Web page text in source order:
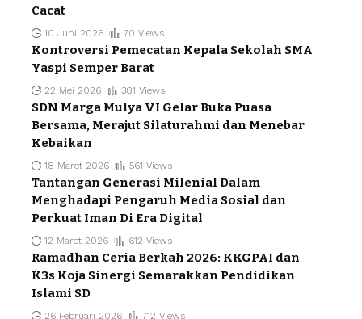
Cacat
10 Juni 2026 70 Views
Kontroversi Pemecatan Kepala Sekolah SMA
Yaspi Semper Barat
22 Mei 2026 381 Views
SDN Marga Mulya VI Gelar Buka Puasa
Bersama, Merajut Silaturahmi dan Menebar
Kebaikan
18 Maret 2026 561 Views
Tantangan Generasi Milenial Dalam
Menghadapi Pengaruh Media Sosial dan
Perkuat Iman Di Era Digital
12 Maret 2026 612 Views
Ramadhan Ceria Berkah 2026: KKGPAI dan
K3s Koja Sinergi Semarakkan Pendidikan
Islami SD
26 Februari 2026 712 Views